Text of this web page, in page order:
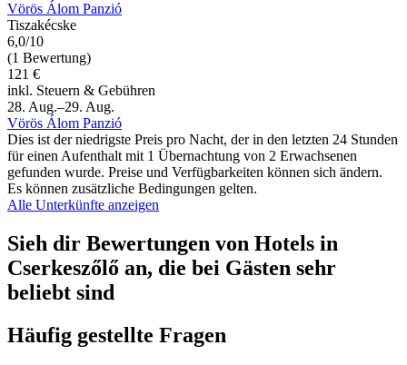
Vörös Álom Panzió
Tiszakécske
6,0/10
(1 Bewertung)
121 €
inkl. Steuern & Gebühren
28. Aug.–29. Aug.
Vörös Álom Panzió
Dies ist der niedrigste Preis pro Nacht, der in den letzten 24 Stunden
für einen Aufenthalt mit 1 Übernachtung von 2 Erwachsenen
gefunden wurde. Preise und Verfügbarkeiten können sich ändern.
Es können zusätzliche Bedingungen gelten.
Alle Unterkünfte anzeigen
Sieh dir Bewertungen von Hotels in
Cserkeszőlő an, die bei Gästen sehr
beliebt sind
Häufig gestellte Fragen